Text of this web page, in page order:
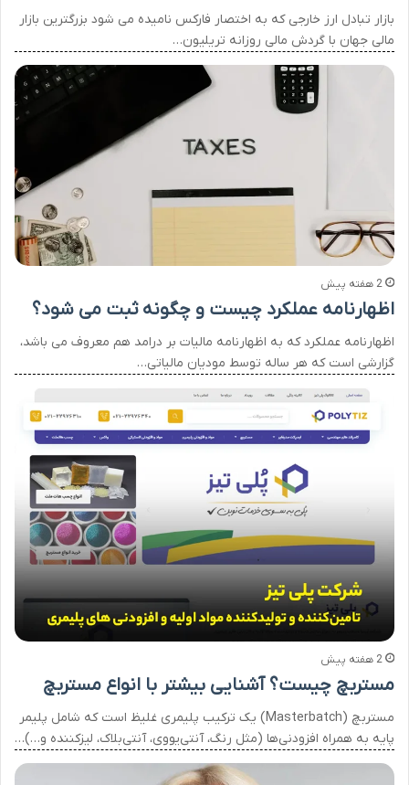
بازار تبادل ارز خارجی که به اختصار فارکس نامیده می شود بزرگترین بازار
مالی جهان با گردش مالی روزانه تریلیون…
2 هفته پیش
اظهارنامه عملکرد چیست و چگونه ثبت می شود؟
اظهارنامه عملکرد که به اظهارنامه مالیات بر درامد هم معروف می باشد،
گزارشی است که هر ساله توسط مودیان مالیاتی…
2 هفته پیش
مستربچ چیست؟ آشنایی بیشتر با انواع مستربچ
مستربچ (Masterbatch) یک ترکیب پلیمری غلیظ است که شامل پلیمر
پایه به همراه افزودنی‌ها (مثل رنگ، آنتی‌یو‌وی، آنتی‌بلاک، لیزکننده و…)…